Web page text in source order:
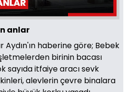
anlar
haberine göre; Bebek
birinin bacası
sayıda itfaiye aracı sevk
alevlerin çevre binalara